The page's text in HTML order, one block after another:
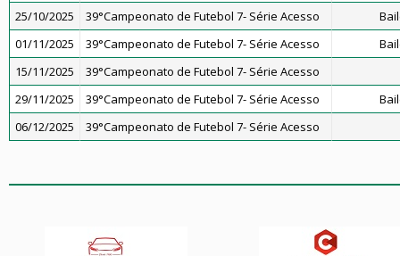
25/10/2025
39°Campeonato de Futebol 7- Série Acesso
01/11/2025
39°Campeonato de Futebol 7- Série Acesso
15/11/2025
39°Campeonato de Futebol 7- Série Acesso
29/11/2025
39°Campeonato de Futebol 7- Série Acesso
06/12/2025
39°Campeonato de Futebol 7- Série Acesso